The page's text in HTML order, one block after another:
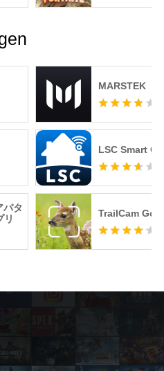
タ
リ
MARSTEK
LSC Smart
TrailCam Go